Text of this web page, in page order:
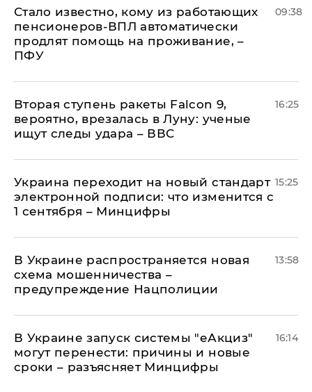
Стало известно, кому из работающих
пенсионеров-ВПЛ автоматически
продлят помощь на проживание, –
ПФУ
09:38
Вторая ступень ракеты Falcon 9,
вероятно, врезалась в Луну: ученые
ищут следы удара – ВВС
16:25
Украина переходит на новый стандарт
электронной подписи: что изменится с
1 сентября – Минцифры
15:25
В Украине распространяется новая
схема мошенничества –
предупреждение Нацполиции
13:58
В Украине запуск системы "еАкциз"
могут перенести: причины и новые
сроки – разъясняет Минцифры
16:14